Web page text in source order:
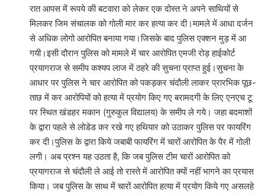
रात आपस में रूपये की बटवारा को लेकर एक दोस्त ने अपने साथियों से
मिलकर जिम संचालक को गोली मार कर हत्या कर दी।मामले में आधा दर्जन
से अधिक लोगो आरोपित बनाया गया।जिसके बाद पुलिस एक्शन मुड़ में आ
गयी।इसी दौरान पुलिस को मामले में चार आरोपित एमजी रोड़ हाईकोर्ट
प्रयागराज से समीप कश्यप लाज में ठहरे की सुचना प्राप्त हुई।सुचना के
आधार पर पुलिस ने चार आरोपित को पकड़कर चंदौली लाकर प्रारभिक पूछ-
ताछ में कर आरोपियों को हत्या में प्रयोग किए गए बरामदगी के लिए एनएच टू
पर स्थित खंडहर मकान (गुरुकुल विद्यालय) के समीप ले गये। जहा बदमाशों
के द्वारा पहले से लोडेड कर रखे गए हथियार को उठाकर पुलिस पर फायरिंग
कर दी।पुलिस के द्वारा किये जबाबी फायरिंग में चारों आरोपित के पैर में गोली
लगी। अब प्रश्न यह उठता है, कि जब पुलिस टीम चारों आरोपित को
प्रयागराज से चंदौली ले आई तो रास्ते में आरोपित क्यों नहीं भागने का प्रयास
किया। जब पुलिस के साथ में चारों आरोपित हत्या में प्रयोग किये गए असलहे